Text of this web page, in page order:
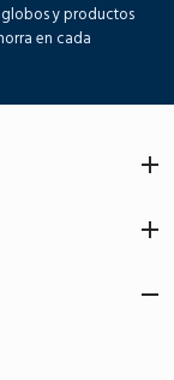
y productos
en cada